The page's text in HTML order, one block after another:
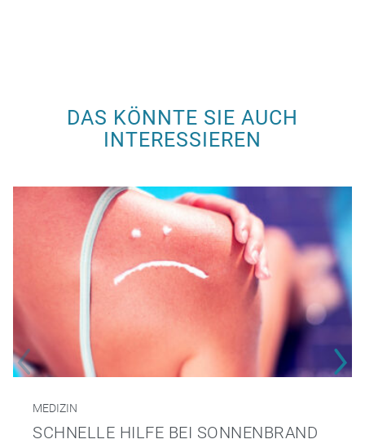
DAS KÖNNTE SIE AUCH
INTERESSIEREN
MEDIZIN
SCHNELLE HILFE BEI SONNENBRAND